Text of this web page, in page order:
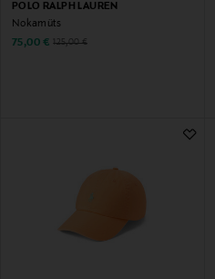
POLO RALPH LAUREN
Nokamüts
Discounted Price
75,00 € Original Price
125,00 €